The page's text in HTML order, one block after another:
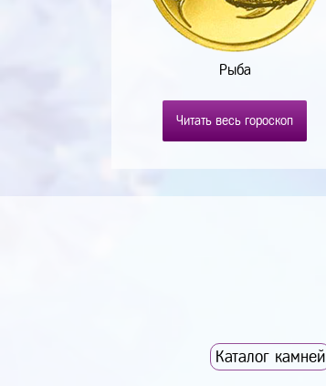
Рыба
Читать весь гороскоп
Каталог камней